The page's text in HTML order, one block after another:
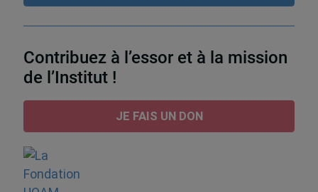
Contribuez à l’essor et à la mission
de l’Institut !
JE FAIS UN DON